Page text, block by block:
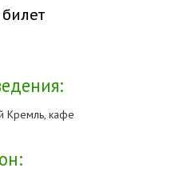
Кремль, кафе